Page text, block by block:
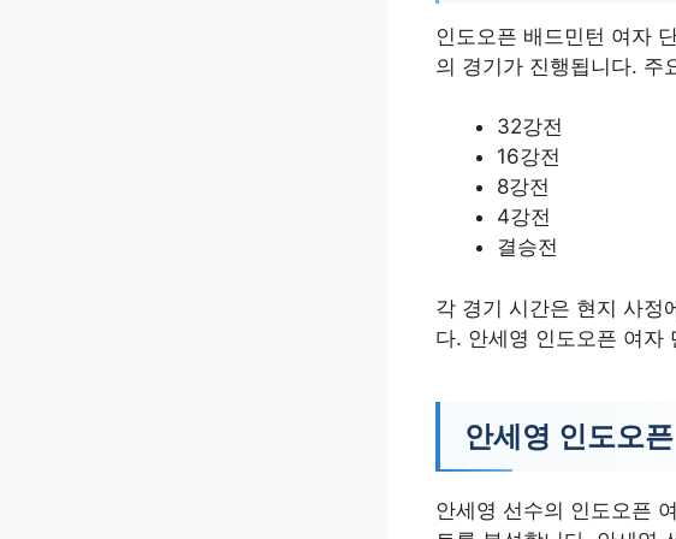
인도오픈 배드민턴 여자
의 경기가 진행됩니다. 주
32강전
16강전
8강전
4강전
결승전
각 경기 시간은 현지 사정
다. 안세영 인도오픈 여자
안세영 인도오
안세영 선수의 인도오픈